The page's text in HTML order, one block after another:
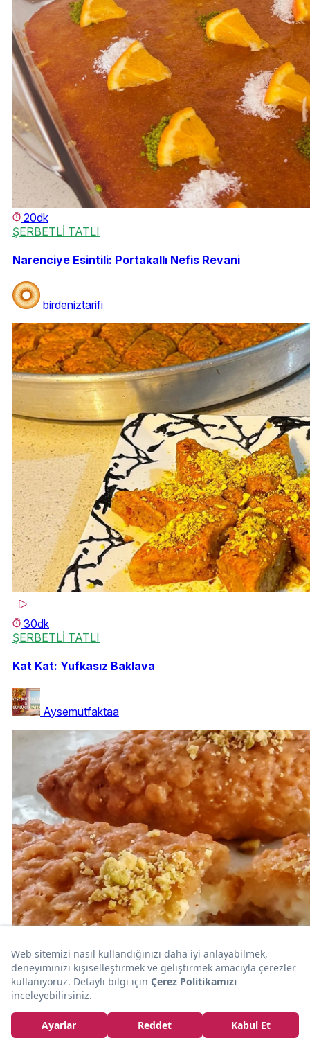
20dk
ŞERBETLİ TATLI
Narenciye Esintili: Portakallı Nefis Revani
birdeniztarifi
30dk
ŞERBETLİ TATLI
Kat Kat: Yufkasız Baklava
Aysemutfaktaa
25dk